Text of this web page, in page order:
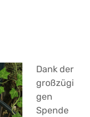
Dank der
großzügi
gen
Spende